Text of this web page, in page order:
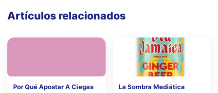
Artículos relacionados
Por Qué Apostar A Ciegas
La Sombra Mediática